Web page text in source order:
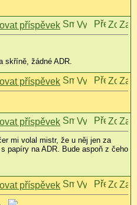
žádné ADR.
mi volal mistr, že u něj jen za
papíry na ADR. Bude aspoň z čeho